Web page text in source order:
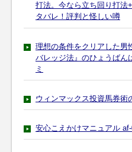
打法。今なら立ち回り打法
タバレ！評判と怪しい噂
理想の条件をクリアした男
バレッジ法』のひょうば
ミ
ウィンマックス投資馬券術
安心こえかけマニュアル